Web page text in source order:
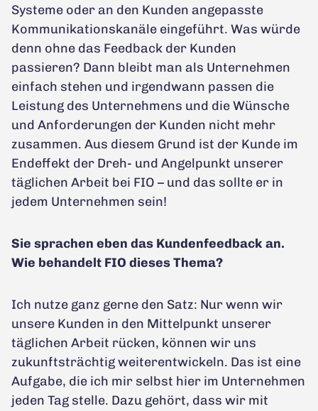
Systeme oder an den Kunden angepasste
Kommunikationskanäle eingeführt. Was würde
denn ohne das Feedback der Kunden
passieren? Dann bleibt man als Unternehmen
einfach stehen und irgendwann passen die
Leistung des Unternehmens und die Wünsche
und Anforderungen der Kunden nicht mehr
zusammen. Aus diesem Grund ist der Kunde im
Endeffekt der Dreh- und Angelpunkt unserer
täglichen Arbeit bei FIO – und das sollte er in
jedem Unternehmen sein!
Sie sprachen eben das Kundenfeedback an.
Wie behandelt FIO dieses Thema?
Ich nutze ganz gerne den Satz: Nur wenn wir
unsere Kunden in den Mittelpunkt unserer
täglichen Arbeit rücken, können wir uns
zukunftsträchtig weiterentwickeln. Das ist eine
Aufgabe, die ich mir selbst hier im Unternehmen
jeden Tag stelle. Dazu gehört, dass wir mit